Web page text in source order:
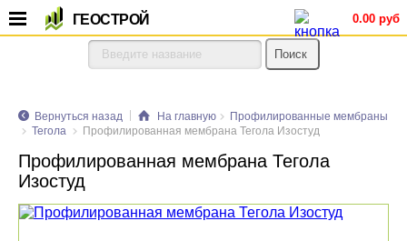
ГЕОСТРОЙ 0.00 руб
Вернуться назад На главную
Профилированные мембраны
Тегола
Профилированная мембрана Тегола Изостуд
Профилированная мембрана Тегола
Изостуд